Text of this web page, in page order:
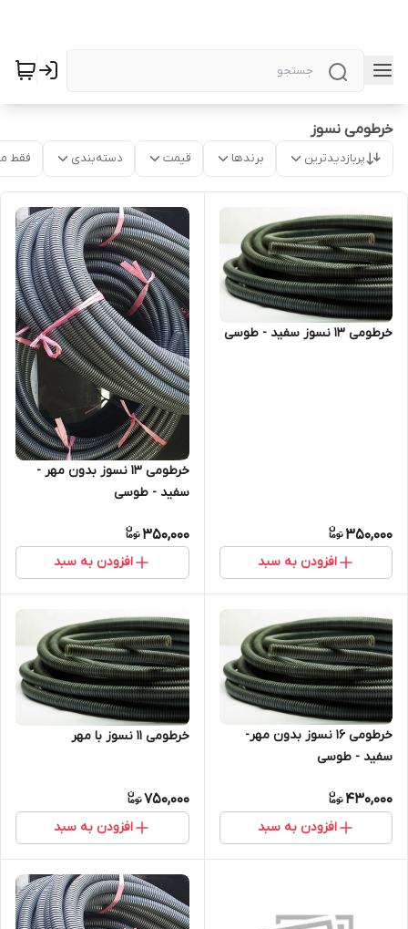
خرطومی نسوز
پربازدیدترین برندها قیمت دسته‌بندی فقط
خرطومی 13 نسوز سفید - طوسی
350,000
افزودن به سبد
خرطومی 13 نسوز بدون مهر -
سفید - طوسی
350,000
افزودن به سبد
خرطومی 16 نسوز بدون مهر-
سفید - طوسی
430,000
افزودن به سبد
خرطومی 11 نسوز با مهر
750,000
افزودن به سبد